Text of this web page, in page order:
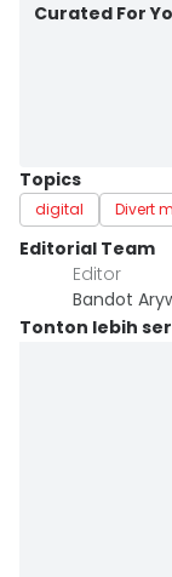
Curated For
Topics
digital Divert
Editorial Team
Editor
Bandot
Tonton lebih